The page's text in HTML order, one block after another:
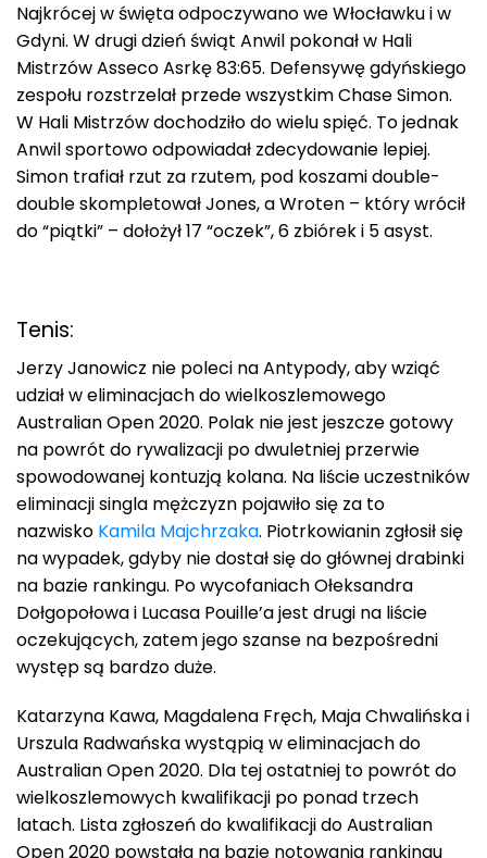
Najkrócej w święta odpoczywano we Włocławku i w
Gdyni. W drugi dzień świąt Anwil pokonał w Hali
Mistrzów Asseco Asrkę 83:65. Defensywę gdyńskiego
zespołu rozstrzelał przede wszystkim Chase Simon.
W Hali Mistrzów dochodziło do wielu spięć. To jednak
Anwil sportowo odpowiadał zdecydowanie lepiej.
Simon trafiał rzut za rzutem, pod koszami double-
double skompletował Jones, a Wroten – który wrócił
do “piątki” – dołożył 17 “oczek”, 6 zbiórek i 5 asyst.
Tenis:
Jerzy Janowicz nie poleci na Antypody, aby wziąć
udział w eliminacjach do wielkoszlemowego
Australian Open 2020. Polak nie jest jeszcze gotowy
na powrót do rywalizacji po dwuletniej przerwie
spowodowanej kontuzją kolana. Na liście uczestników
eliminacji singla mężczyzn pojawiło się za to
nazwisko Kamila Majchrzaka. Piotrkowianin zgłosił się
na wypadek, gdyby nie dostał się do głównej drabinki
na bazie rankingu. Po wycofaniach Ołeksandra
Dołgopołowa i Lucasa Pouille’a jest drugi na liście
oczekujących, zatem jego szanse na bezpośredni
występ są bardzo duże.
Katarzyna Kawa, Magdalena Fręch, Maja Chwalińska i
Urszula Radwańska wystąpią w eliminacjach do
Australian Open 2020. Dla tej ostatniej to powrót do
wielkoszlemowych kwalifikacji po ponad trzech
latach. Lista zgłoszeń do kwalifikacji do Australian
Open 2020 powstała na bazie notowania rankingu